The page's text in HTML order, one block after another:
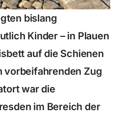
bislang
Kinder – in Plauen
auf die Schienen
vorbeifahrenden Zug
war die
im Bereich der